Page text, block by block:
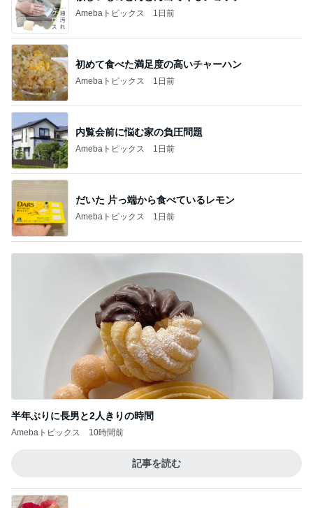
Amebaトピックス 1日前
初めて食べた満足度の高いチャーハン
Amebaトピックス 1日前
内覧会前に悩む家の負圧問題
Amebaトピックス 1日前
だいた 片っ端から食べているレモン
Amebaトピックス 1日前
半年ぶりに長男と2人きりの時間
Amebaトピックス 10時間前
記事を読む